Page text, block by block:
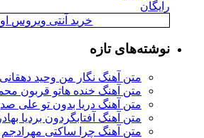
خرید آنتی ویروس اورجینال
تازه
متن آهنگ نگار من وحید دهقانی
متن آهنگ خنده هاتو قربون محمدعلیزاده
متن آهنگ دریا بدون تو علی صدیقی
متن آهنگ آفتابگردون بردیا بهادر
متن آهنگ چرا ساکتی مهرادجم